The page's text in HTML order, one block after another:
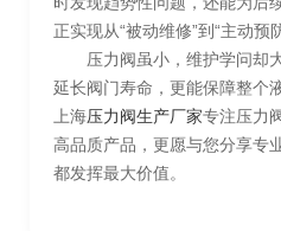
正实现从“被动维修”到“主动预
压力阀虽小，维护学问却
延长阀门寿命，更能保障整个
上海压力阀生产厂家专注压力
高品质产品，更愿与您分享专
都发挥最大价值。